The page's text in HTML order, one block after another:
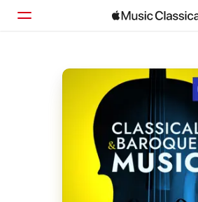
Inicio